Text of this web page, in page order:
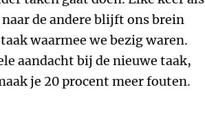
de andere blijft ons brein
waarmee we bezig waren.
aandacht bij de nieuwe taak,
je 20 procent meer fouten.